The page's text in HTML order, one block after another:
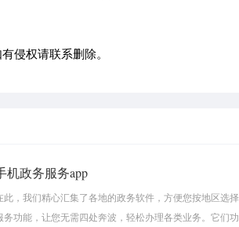
侵权请联系删除。
机政务服务app
此，我们精心汇集了各地的政务软件，方便您按地区选
务功能，让您无需四处奔波，轻松办理各类业务。它们